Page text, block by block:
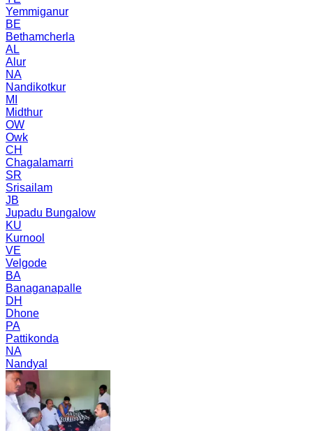
Yemmiganur
BE
Bethamcherla
AL
Alur
NA
Nandikotkur
MI
Midthur
OW
Owk
CH
Chagalamarri
SR
Srisailam
JB
Jupadu Bungalow
KU
Kurnool
VE
Velgode
BA
Banaganapalle
DH
Dhone
PA
Pattikonda
NA
Nandyal